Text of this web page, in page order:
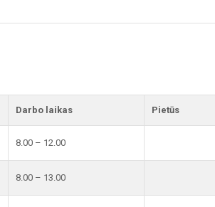
Darbo laikas Pietūs
8.00 – 12.00
8.00 – 13.00